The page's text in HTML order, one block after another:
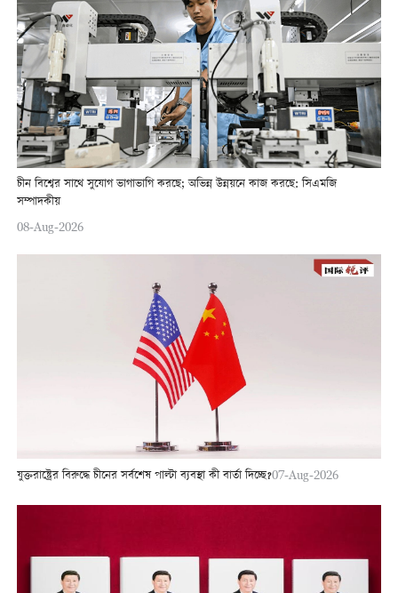
চীন বিশ্বের সাথে সুযোগ ভাগাভাগি করছে; অভিন্ন উন্নয়নে কাজ করছে: সিএমজি
সম্পাদকীয়
08-Aug-2026
যুক্তরাষ্ট্রের বিরুদ্ধে চীনের সর্বশেষ পাল্টা ব্যবস্থা কী বার্তা দিচ্ছে?07-Aug-2026